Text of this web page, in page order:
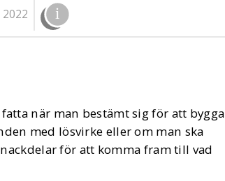
när man bestämt sig för att bygga
med lösvirke eller om man ska
för att komma fram till vad